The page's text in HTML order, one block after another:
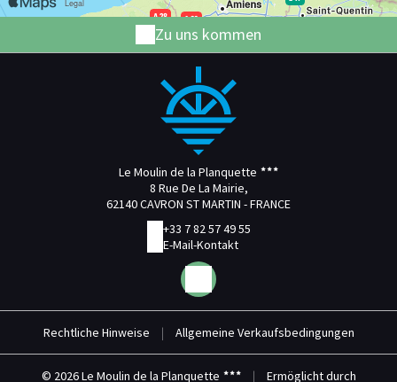
Zu uns kommen
Le Moulin de la Planquette
8 Rue De La Mairie,
62140 CAVRON ST MARTIN - FRANCE
+33 7 82 57 49 55
E-Mail-Kontakt
Rechtliche Hinweise | Allgemeine Verkaufsbedingungen
© 2026 Le Moulin de la Planquette | Ermöglicht durch